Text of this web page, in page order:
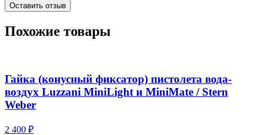
Оставить отзыв
Похожие товары
Гайка (конусный фиксатор) пистолета вода-
воздух Luzzani MiniLight и MiniMate / Stern
Weber
2 400 ₽